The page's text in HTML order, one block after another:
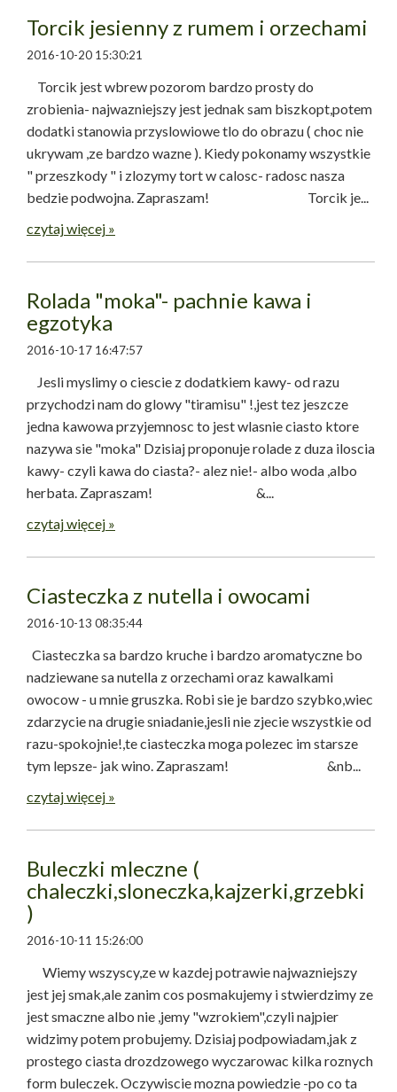
Torcik jesienny z rumem i orzechami
2016-10-20 15:30:21
Torcik jest wbrew pozorom bardzo prosty do
zrobienia- najwazniejszy jest jednak sam biszkopt,potem
dodatki stanowia przyslowiowe tlo do obrazu ( choc nie
ukrywam ,ze bardzo wazne ). Kiedy pokonamy wszystkie
" przeszkody " i zlozymy tort w calosc- radosc nasza
bedzie podwojna. Zapraszam! Torcik je...
czytaj więcej »
Rolada "moka"- pachnie kawa i
egzotyka
2016-10-17 16:47:57
Jesli myslimy o ciescie z dodatkiem kawy- od razu
przychodzi nam do glowy "tiramisu" !,jest tez jeszcze
jedna kawowa przyjemnosc to jest wlasnie ciasto ktore
nazywa sie "moka" Dzisiaj proponuje rolade z duza iloscia
kawy- czyli kawa do ciasta?- alez nie!- albo woda ,albo
herbata. Zapraszam! &...
czytaj więcej »
Ciasteczka z nutella i owocami
2016-10-13 08:35:44
Ciasteczka sa bardzo kruche i bardzo aromatyczne bo
nadziewane sa nutella z orzechami oraz kawalkami
owocow - u mnie gruszka. Robi sie je bardzo szybko,wiec
zdarzycie na drugie sniadanie,jesli nie zjecie wszystkie od
razu-spokojnie!,te ciasteczka moga polezec im starsze
tym lepsze- jak wino. Zapraszam! &nb...
czytaj więcej »
Buleczki mleczne (
chaleczki,sloneczka,kajzerki,grzebki
)
2016-10-11 15:26:00
Wiemy wszyscy,ze w kazdej potrawie najwazniejszy
jest jej smak,ale zanim cos posmakujemy i stwierdzimy ze
jest smaczne albo nie ,jemy "wzrokiem",czyli najpier
widzimy potem probujemy. Dzisiaj podpowiadam,jak z
prostego ciasta drozdzowego wyczarowac kilka roznych
form buleczek. Oczywiscie mozna powiedzie -po co ta